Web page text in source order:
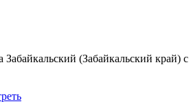
Забайкальский (Забайкальский